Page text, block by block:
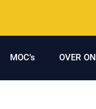
MOC’s OVER